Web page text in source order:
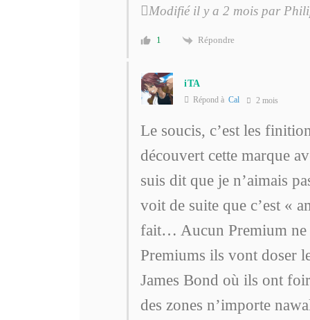
Modifié il y a 2 mois par
1 Répondre
iTA
Répond à Cal 2 mois
Le soucis, c’est les
découvert cette marque
suis dit que je n’aimais
voit de suite que c’est «
fait… Aucun Premium ne
Premiums ils vont doser
James Bond où ils ont
des zones n’importe